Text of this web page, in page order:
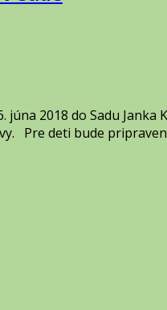
júna 2018 do Sadu
Pre deti bude